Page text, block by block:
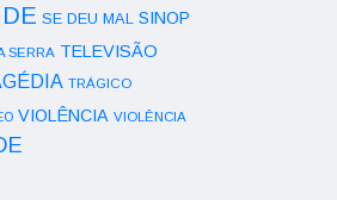
SE DEU MAL SINOP
SERRA TELEVISÃO
TRÁGICO
VIOLÊNCIA VIOLÊNCIA